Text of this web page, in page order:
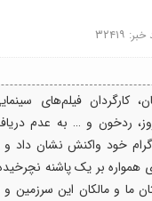
خبر: ۳۲۴۱۹
کارگردان فیلم‌های
ردخون و … به عدم
خود واکنش نشان
همواره بر یک پاشنه
ما و مالکان این سرزمین